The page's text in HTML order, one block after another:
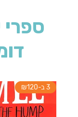
ספרי
3 ב-₪120